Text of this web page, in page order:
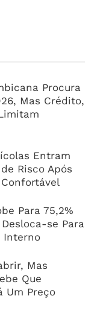
Procura
Mas Crédito,
Entram
Risco Após
Para 75,2%
se Para
Interno
Mas
Que
Um Preço